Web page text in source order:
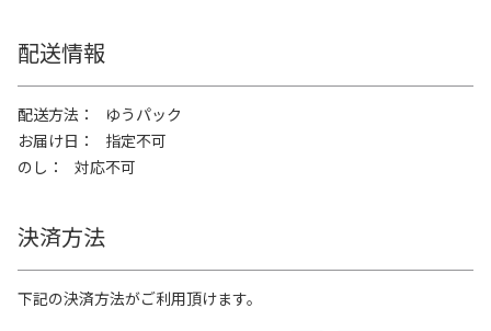
配送情報
配送方法
ゆうパック
お届け日
指定不可
のし
対応不可
決済方法
下記の決済方法がご利用頂けます。